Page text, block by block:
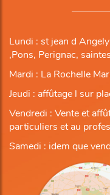
Lundi : st jean d
,Pons, Perignac, saintes
Mardi : La Rochelle
Jeudi : affûtage l sur
Vendredi : Vente et
particuliers et au
Samedi : idem que